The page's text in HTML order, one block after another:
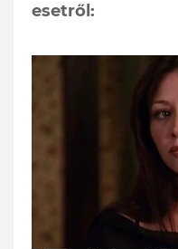
esetről: